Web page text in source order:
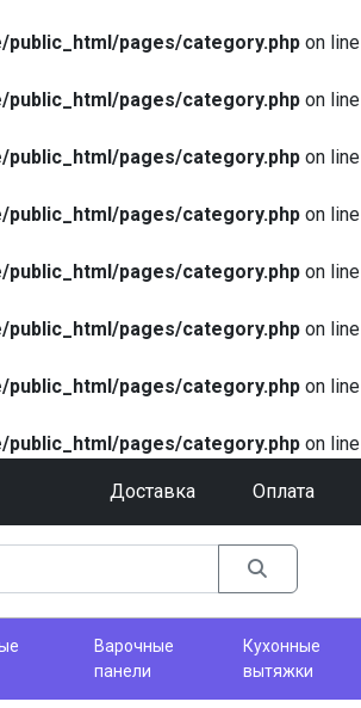
pages/category.php on line
pages/category.php on line
pages/category.php on line
pages/category.php on line
pages/category.php on line
pages/category.php on line
pages/category.php on line
pages/category.php on line
Доставка Оплата
Варочные
панели
Кухонные
вытяжки